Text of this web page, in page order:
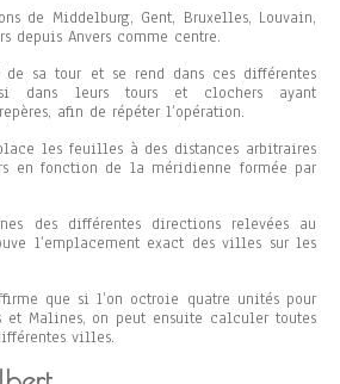
de Middelburg, Gent, Bruxelles, Louvain,
depuis Anvers comme centre.
de sa tour et se rend dans ces différentes
dans leurs tours et clochers ayant
afin de répéter l’opération.
les feuilles à des distances arbitraires
en fonction de la méridienne formée par
des différentes directions relevées au
l’emplacement exact des villes sur les
que si l’on octroie quatre unités pour
et Malines, on peut ensuite calculer toutes
villes.